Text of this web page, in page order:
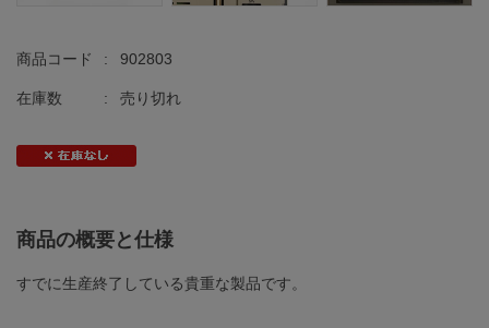
商品コード : 902803
在庫数 : 売り切れ
商品の概要と仕様
すでに生産終了している貴重な製品です。